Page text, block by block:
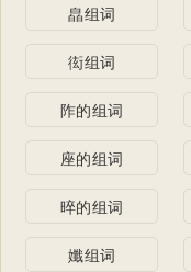
皛组词
衒组词
阼的组词
座的组词
晬的组词
孅组词